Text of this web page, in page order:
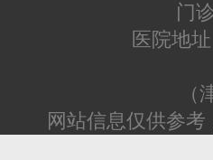
门
医院地
网站信息仅供参